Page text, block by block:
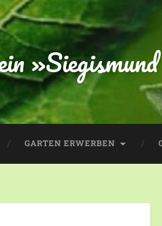
GARTEN ERWERBEN